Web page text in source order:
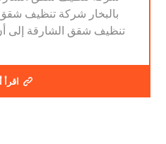
بالبخار شركة تنظيف
تنظيف شقق الشارقة إلى أن
اقرأ